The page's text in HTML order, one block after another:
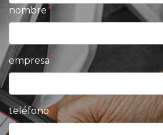
nombre
empresa
teléfono